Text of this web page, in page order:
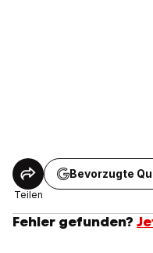
Teilen
Bevorzugte
Fehler gefunden?